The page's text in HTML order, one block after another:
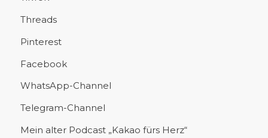
Threads
Pinterest
Facebook
WhatsApp-Channel
Telegram-Channel
Mein alter Podcast „Kakao fürs Herz“